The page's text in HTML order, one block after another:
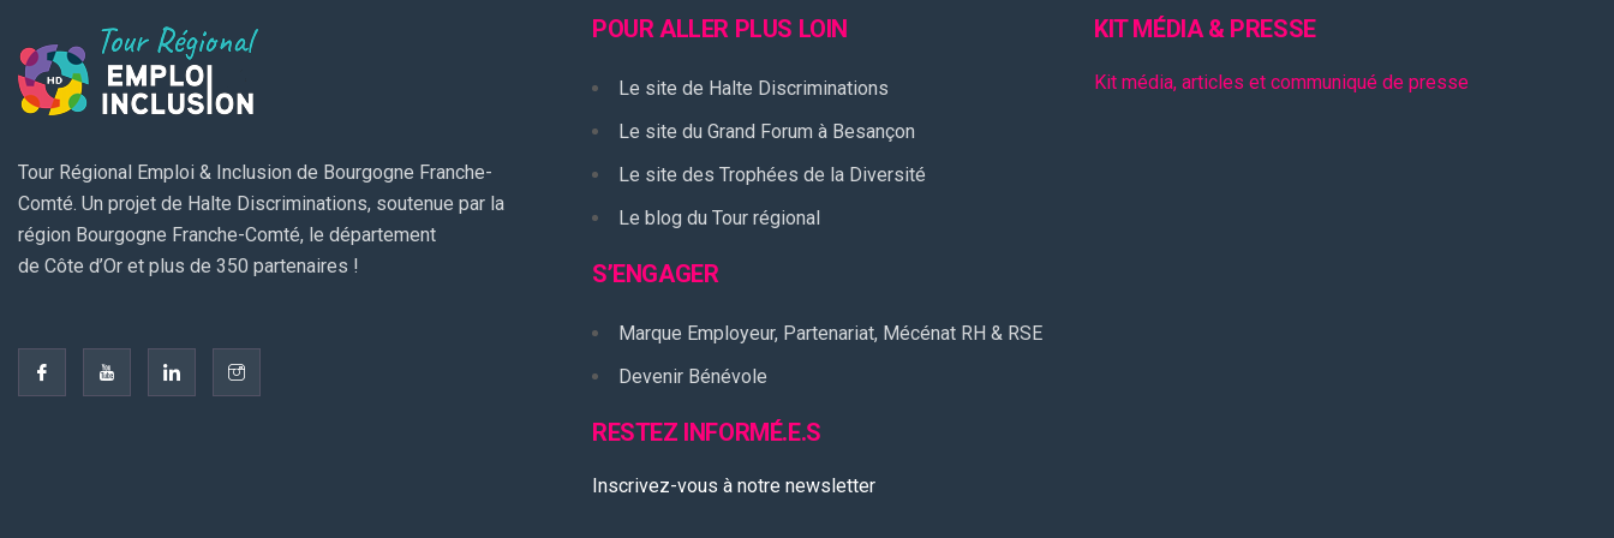
Tour Régional Emploi & Inclusion de Bourgogne Franche-
Comté. Un projet de Halte Discriminations, soutenue par la
région Bourgogne Franche-Comté, le département
de Côte d’Or et plus de 350 partenaires !
POUR ALLER PLUS LOIN
Le site de Halte Discriminations
Le site du Grand Forum à Besançon
Le site des Trophées de la Diversité
Le blog du Tour régional
S’ENGAGER
Marque Employeur, Partenariat, Mécénat RH & RSE
Devenir Bénévole
RESTEZ INFORMÉ.E.S
Inscrivez-vous à notre newsletter
KIT MÉDIA & PRESSE
Kit média, articles et communiqué de presse